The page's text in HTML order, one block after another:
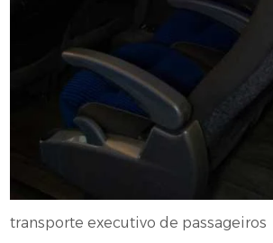
transporte executivo de passageiros